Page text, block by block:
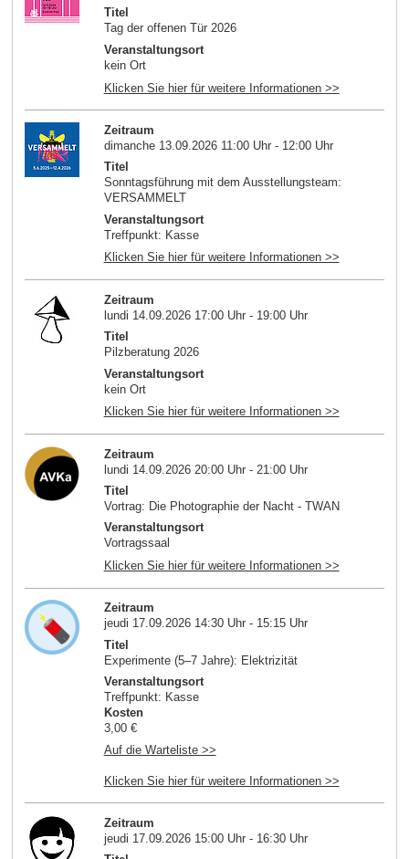
Titel
Tag der offenen Tür 2026
Veranstaltungsort
kein Ort
Klicken Sie hier für weitere Informationen >>
Zeitraum
dimanche 13.09.2026 11:00 Uhr - 12:00 Uhr
Titel
Sonntagsführung mit dem Ausstellungsteam:
VERSAMMELT
Veranstaltungsort
Treffpunkt: Kasse
Klicken Sie hier für weitere Informationen >>
Zeitraum
lundi 14.09.2026 17:00 Uhr - 19:00 Uhr
Titel
Pilzberatung 2026
Veranstaltungsort
kein Ort
Klicken Sie hier für weitere Informationen >>
Zeitraum
lundi 14.09.2026 20:00 Uhr - 21:00 Uhr
Titel
Vortrag: Die Photographie der Nacht - TWAN
Veranstaltungsort
Vortragssaal
Klicken Sie hier für weitere Informationen >>
Zeitraum
jeudi 17.09.2026 14:30 Uhr - 15:15 Uhr
Titel
Experimente (5–7 Jahre): Elektrizität
Veranstaltungsort
Treffpunkt: Kasse
Kosten
3,00 €
Auf die Warteliste >>
Klicken Sie hier für weitere Informationen >>
Zeitraum
jeudi 17.09.2026 15:00 Uhr - 16:30 Uhr